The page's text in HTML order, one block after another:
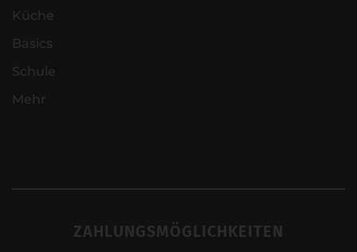
Küche
Basics
Schule
Mehr
ZAHLUNGSMÖGLICHKEITEN